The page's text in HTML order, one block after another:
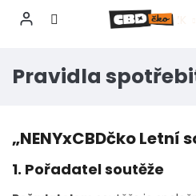
obsah
CZK
Pravidla
„NENYxCBDčko Letní
1. Pořadatel soutěže